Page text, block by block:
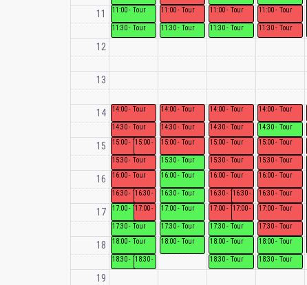
11
12
13
14
15
16
17
18
19
Tour
Tour
Tour
Tour
Tour
Tour
Tour
Tour
Tour
Tour
Tour
Tour
Tour
Tour
Tour
Tour
Tour
Tour
Tour
Tour
Tour
Tour
Tour
Tour
Tour
Tour
Tour
Tour
Tour
Tour
Tour
Tour
Tour
Tour
Tour
Tour
Tour
Tour
Tour
Tour
Tour
Tour
Tour
Tour
Tour
Tour
Tour
Tour
Tour
Tour
Tour
Tour